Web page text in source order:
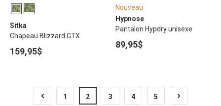
Sitka
Chapeau Blizzard GTX
159,95$
Nouveau
Hypnose
Pantalon Hypdry unisexe
89,95$
1 2 3 4 5